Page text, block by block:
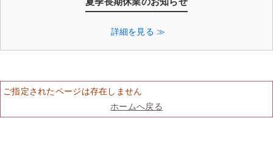
詳細を見る ≫
ご指定されたページは存在しません
ホームへ戻る